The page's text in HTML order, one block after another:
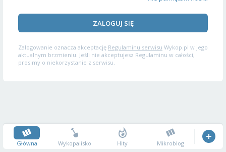
ZALOGUJ SIĘ
Zalogowanie oznacza akceptację Regulaminu serwisu Wykop.pl w jego
aktualnym brzmieniu. Jeśli nie akceptujesz Regulaminu w całości,
prosimy o niekorzystanie z serwisu.
Główna Wykopalisko Hity Mikroblog